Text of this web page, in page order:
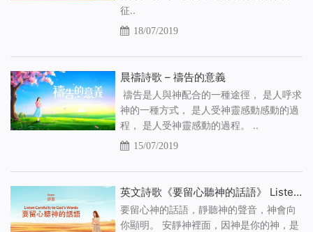
征..
18/07/2019
晨禱詩歌 – 禱告的意義
禱告是人與神配合的一種途徑， 是人呼求
神的一種方式， 是人受神靈感動感動的過
程， 是人受神靈感動的過程。 ..
15/07/2019
英文詩歌《要留心聽神的話語》 Listen Carefully to God’s Words
要留心神的話語，靜聽神的聲音，神會向
你顯明。 安靜神裡面，因神是你的神，是